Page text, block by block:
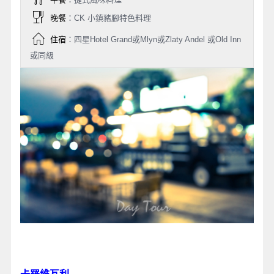
晚餐：CK 小鎮豬腳特色料理
住宿：四星Hotel Grand或Mlyn或Zlaty Andel 或Old Inn
或同級